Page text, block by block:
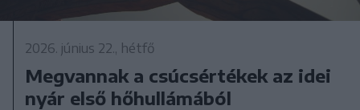
2026. június 22., hétfő
Megvannak a csúcsértékek az idei
nyár első hőhullámából